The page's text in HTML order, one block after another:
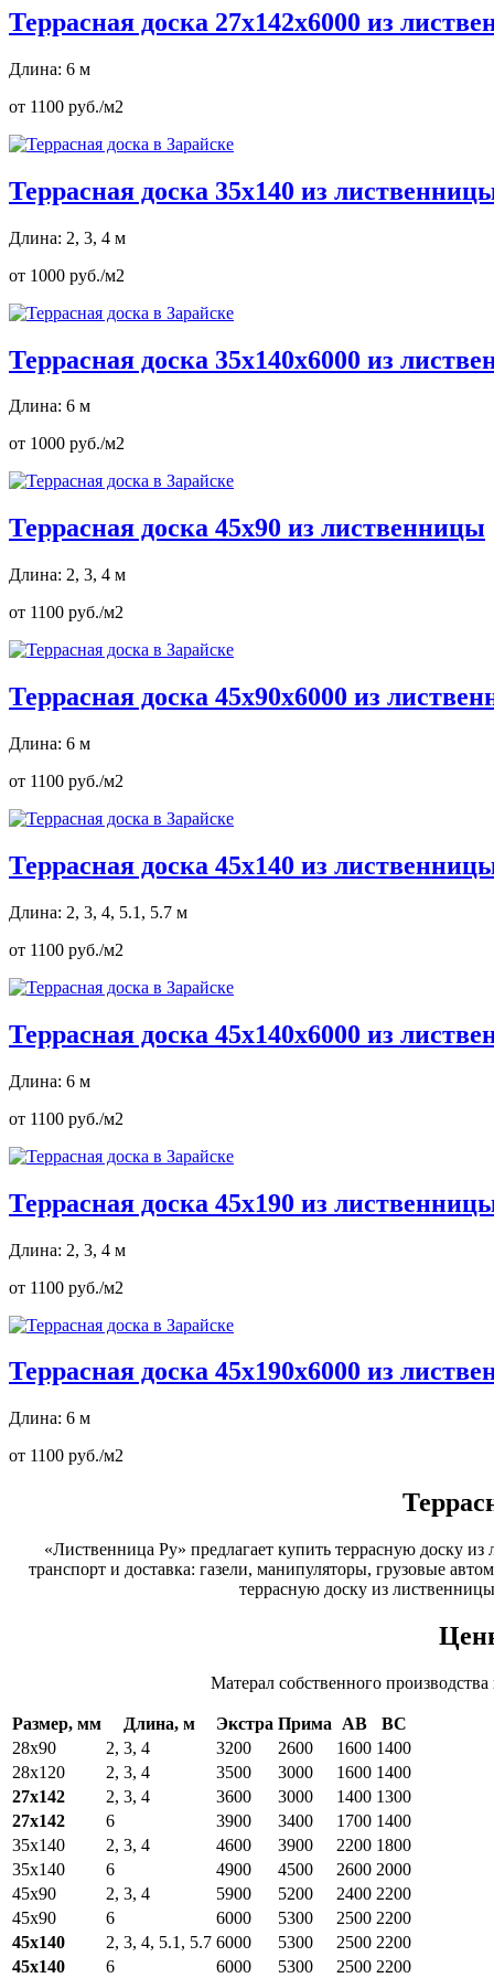
Террасная доска 27х142х6000 из
Длина: 6 м
от 1100 руб./м2
Террасная доска 35х140 из
Длина: 2, 3, 4 м
от 1000 руб./м2
Террасная доска 35х140х6000 из
Длина: 6 м
от 1000 руб./м2
Террасная доска 45х90 из лиственницы
Длина: 2, 3, 4 м
от 1100 руб./м2
Террасная доска 45х90х6000 из
Длина: 6 м
от 1100 руб./м2
Террасная доска 45х140 из
Длина: 2, 3, 4, 5.1, 5.7 м
от 1100 руб./м2
Террасная доска 45х140х6000 из
Длина: 6 м
от 1100 руб./м2
Террасная доска 45х190 из
Длина: 2, 3, 4 м
от 1100 руб./м2
Террасная доска 45х190х6000 из
Длина: 6 м
от 1100 руб./м2
«Лиственница Ру» предлагает купить террасную доску
транспорт и доставка: газели, манипуляторы, грузовые
террасную доску из
Матерал собственного
Размер, мм Длина, м Экстра Прима АВ
ВС
28х90
2, 3, 4 3200 2600 1600 1400
28х120
2, 3, 4 3500 3000 1600 1400
27х142
2, 3, 4 3600 3000 1400 1300
27х142
6 3900 3400 1700 1400
35х140
2, 3, 4 4600 3900 2200 1800
35х140
6 4900 4500 2600 2000
45х90
2, 3, 4 5900 5200 2400 2200
45х90
6 6000 5300 2500 2200
45х140
2, 3, 4, 5.1, 5.7 6000 5300 2500 2200
45х140
6 6000 5300 2500 2200